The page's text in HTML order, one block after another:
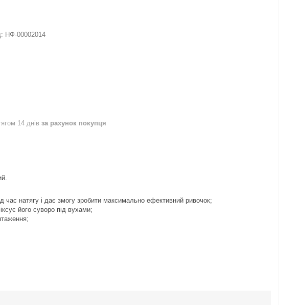
НФ-00002014
14 днів за рахунок покупця
натягу і дає змогу зробити максимально ефективний ривочок;
його суворо під вухами;